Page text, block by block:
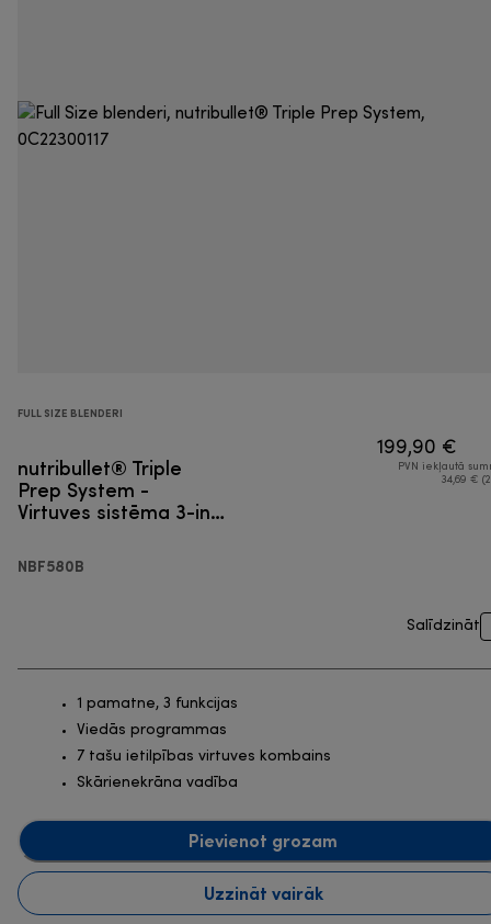
FULL SIZE BLENDERI
nutribullet® Triple
Prep System -
Virtuves sistēma 3-in-
NBF580B
199,90 €
PVN iekļautā
34,69 €
Salīdzināt
1 pamatne, 3 funkcijas
Viedās programmas
7 tašu ietilpības virtuves kombains
Skārienekrāna vadība
Pievienot grozam
Uzzināt vairāk